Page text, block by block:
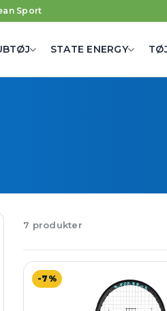
Sport
STATE ENERGY
7 produkter
-7%